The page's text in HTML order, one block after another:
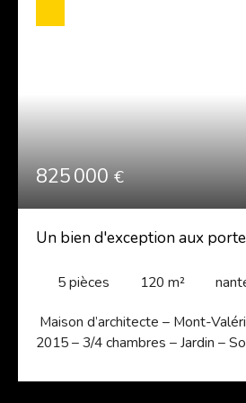
825 000€
Un bien d'exception aux
5pièces 120 m²
Maison d’architecte – Mont-
2015 – 3/4 chambres – Jardin –
lumineuse (triple exposition), au